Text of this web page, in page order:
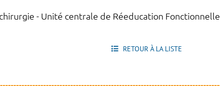
- Unité centrale de Réeducation Fonctionnelle.
RETOUR À LA LISTE